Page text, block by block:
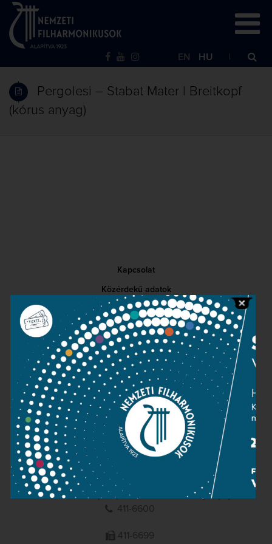
EN HU
Pergolesi – Stabat Mater | Breitkopf
(kórus anyag)
Kapcsolat
Közérdekű adatok
Sajtószoba
Adatvédelem
Impresszum
NEMZETI
FILHARMONIKUSOK
1095 Budapest, Komor Marcell u. 1. (Müpa)
411-6600
411-6699